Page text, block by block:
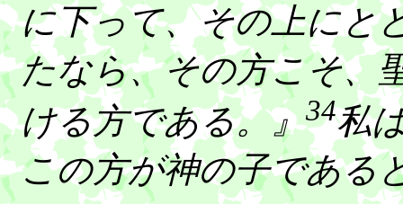
に下って、その上にと
たなら、その方こそ、
ける方である。』34私
この方が神の子である